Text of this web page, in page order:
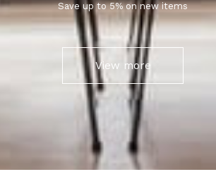
Save up to 5% on new items
View more